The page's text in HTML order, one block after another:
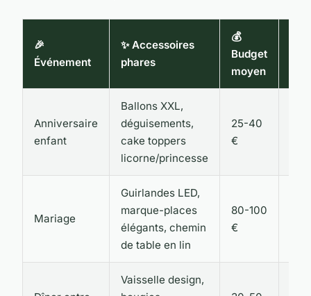
🎉
Événement
✨ Accessoires
phares
💰
Budget
moyen
Anniversaire
enfant
Ballons XXL,
déguisements,
cake toppers
licorne/princesse
25-40
€
Mariage
Guirlandes LED,
marque-places
élégants, chemin
de table en lin
80-100
€
Vaisselle design,